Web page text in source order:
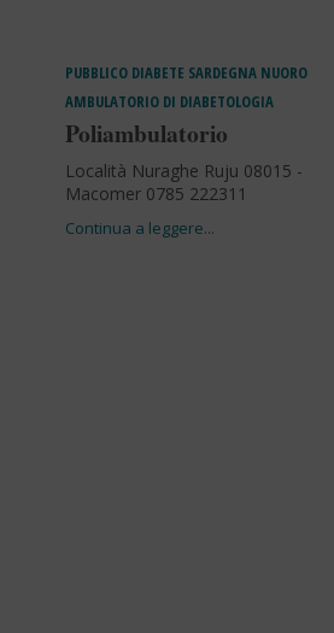
PUBBLICO DIABETE SARDEGNA NUORO
AMBULATORIO DI DIABETOLOGIA
Poliambulatorio
Località Nuraghe Ruju 08015 -
Macomer 0785 222311